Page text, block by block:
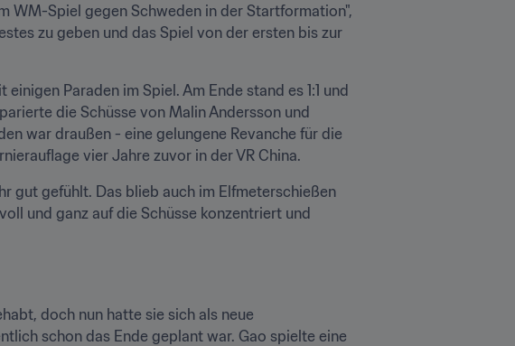
WM-Spiel gegen Schweden in der Startformation",
zu geben und das Spiel von der ersten bis zur
Paraden im Spiel. Am Ende stand es 1:1 und
die Schüsse von Malin Andersson und
war draußen - eine gelungene Revanche für die
vier Jahre zuvor in der VR China.
gut gefühlt. Das blieb auch im Elfmeterschießen
und ganz auf die Schüsse konzentriert und
doch nun hatte sie sich als neue
schon das Ende geplant war. Gao spielte eine